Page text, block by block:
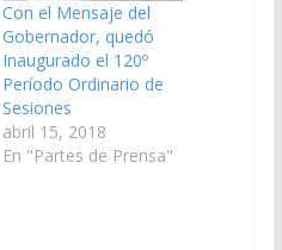
Con el Mensaje del
Gobernador, quedó
Inaugurado el 120º
Período Ordinario de
Sesiones
abril 15, 2018
En "Partes de Prensa"